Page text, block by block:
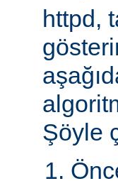
httpd,
Şöyle